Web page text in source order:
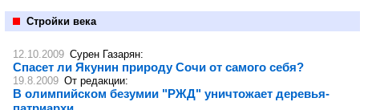
Стройки века
12.10.2009 Сурен Газарян:
Спасет ли Якунин природу Сочи от самого себя?
19.8.2009 От редакции:
В олимпийском безумии "РЖД" уничтожает деревья-